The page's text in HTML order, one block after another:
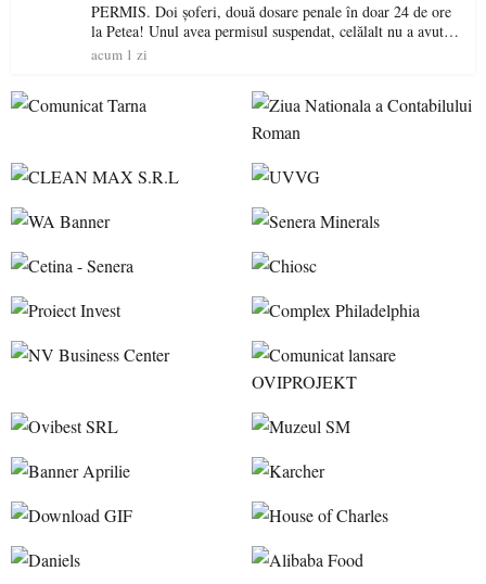
PERMIS. Doi șoferi, două dosare penale în doar 24 de ore
la Petea! Unul avea permisul suspendat, celălalt nu a avut
niciodată permis
acum 1 zi